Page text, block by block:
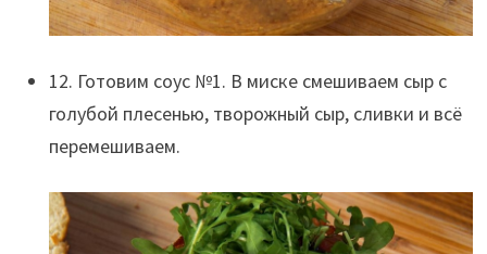
12. Готовим соус №1. В миске смешиваем сыр с
голубой плесенью, творожный сыр, сливки и всё
перемешиваем.